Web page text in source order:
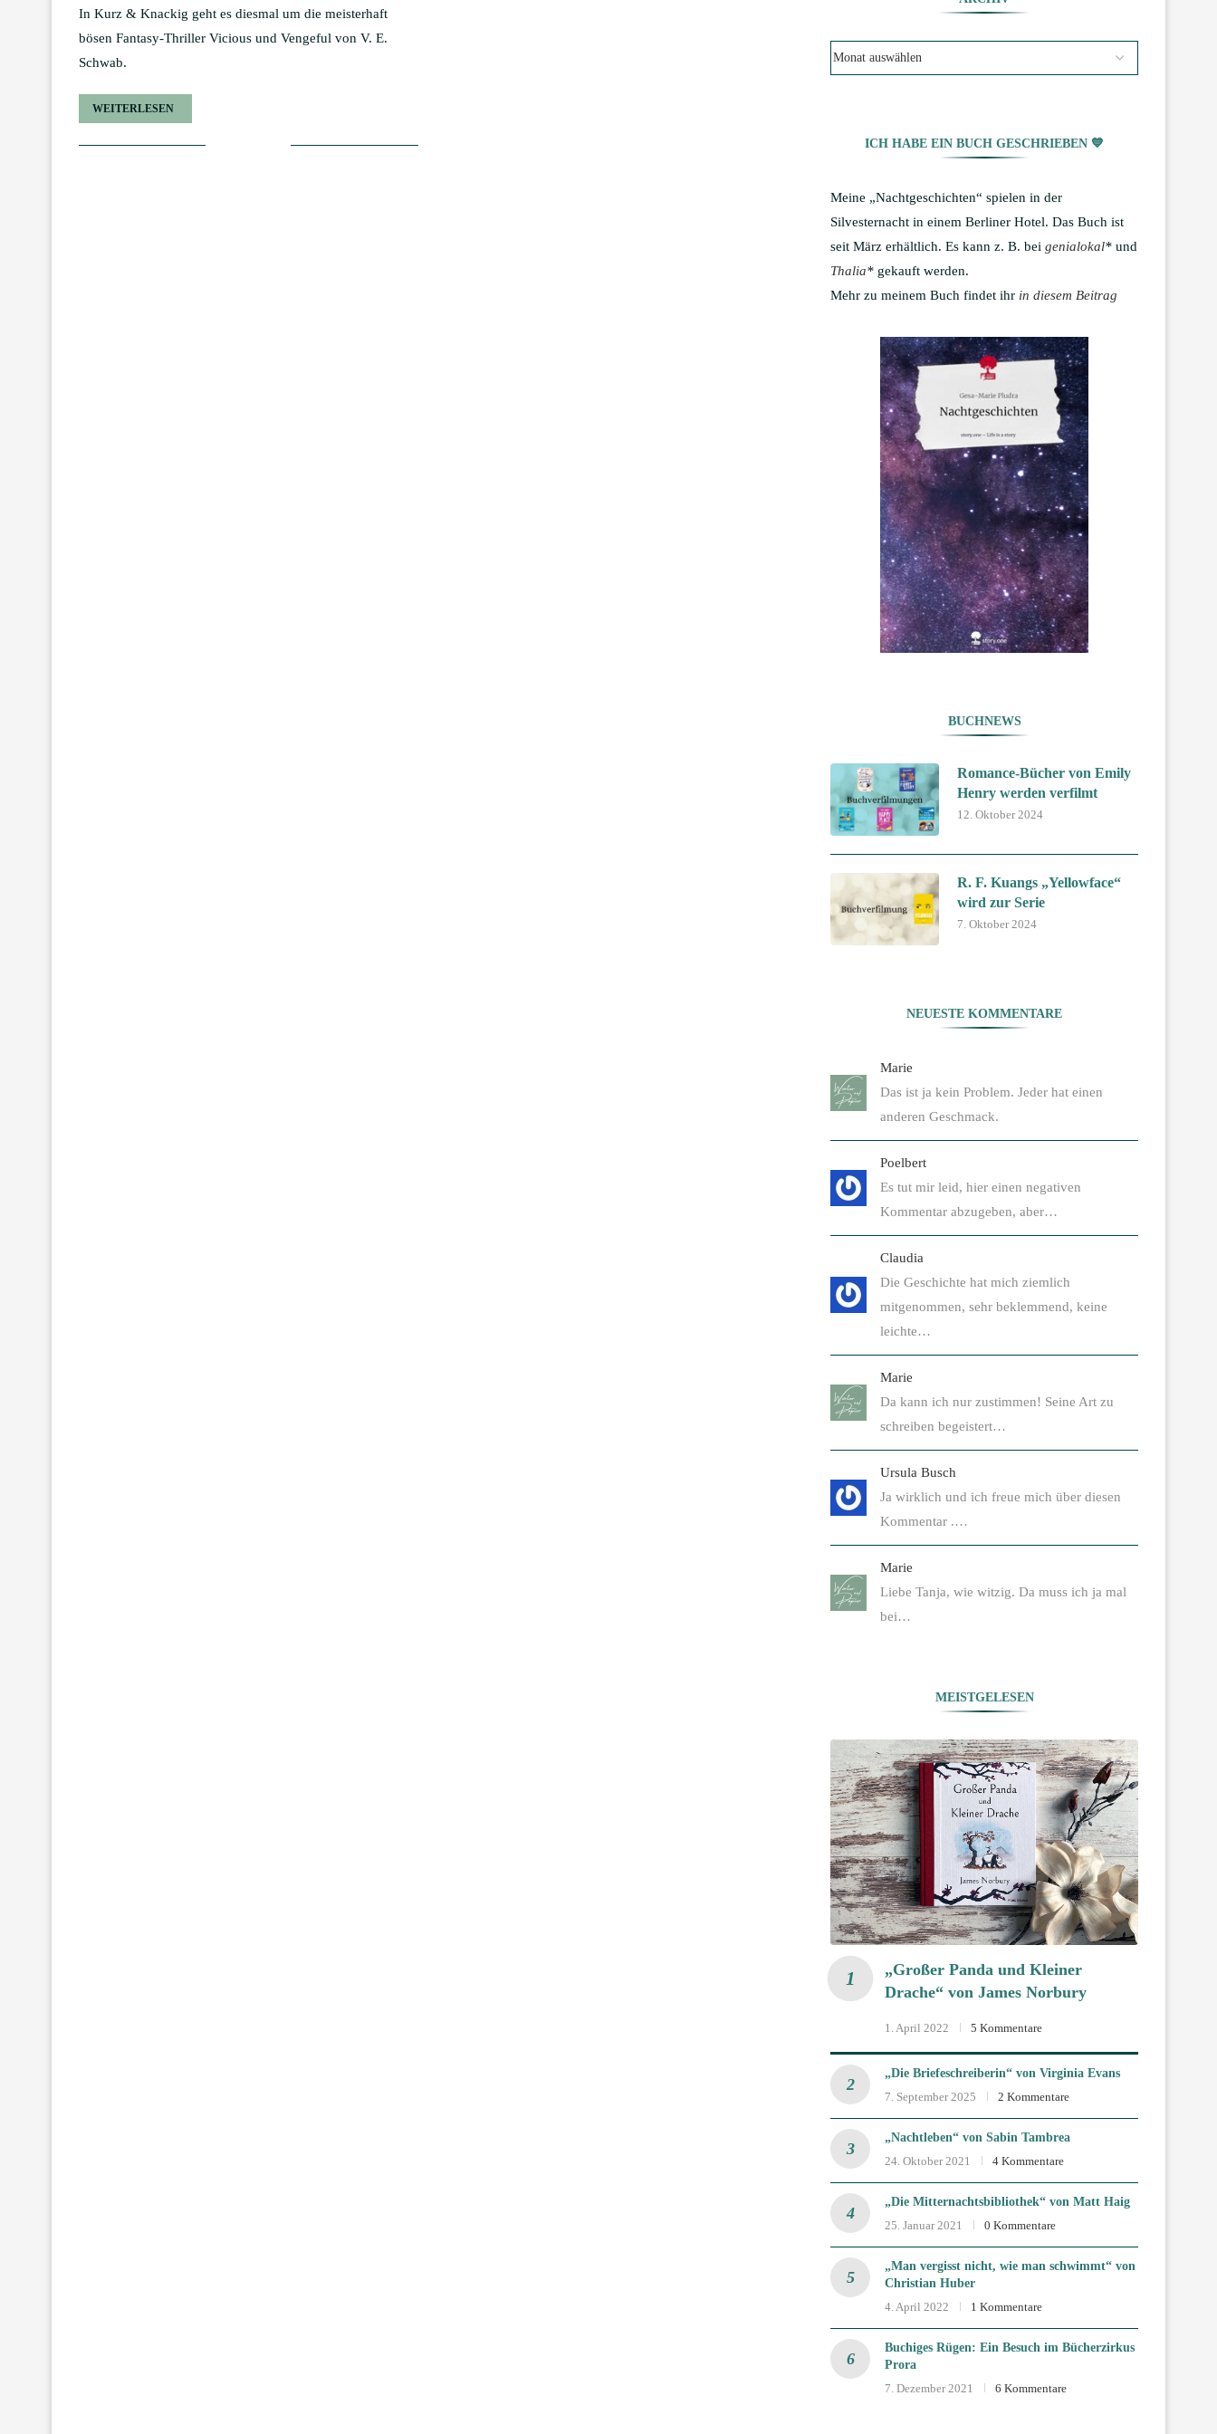
In Kurz & Knackig geht es diesmal um die meisterhaft
bösen Fantasy-Thriller Vicious und Vengeful von V. E.
Schwab.
WEITERLESEN
ICH HABE EIN BUCH GESCHRIEBEN 💙
Meine „Nachtgeschichten“ spielen in der
Silvesternacht in einem Berliner Hotel. Das Buch ist
seit März erhältlich. Es kann z. B. bei genialokal* und
Thalia* gekauft werden.
Mehr zu meinem Buch findet ihr in diesem Beitrag
BUCHNEWS
Romance-Bücher von Emily
Henry werden verfilmt
12. Oktober 2024
R. F. Kuangs „Yellowface“
wird zur Serie
7. Oktober 2024
NEUESTE KOMMENTARE
Marie
Das ist ja kein Problem. Jeder hat einen
anderen Geschmack.
Poelbert
Es tut mir leid, hier einen negativen
Kommentar abzugeben, aber…
Claudia
Die Geschichte hat mich ziemlich
mitgenommen, sehr beklemmend, keine
leichte…
Marie
Da kann ich nur zustimmen! Seine Art zu
schreiben begeistert…
Ursula Busch
Ja wirklich und ich freue mich über diesen
Kommentar .…
Marie
Liebe Tanja, wie witzig. Da muss ich ja mal
bei…
MEISTGELESEN
„Großer Panda und Kleiner
Drache“ von James Norbury
1. April 2022 5 Kommentare
„Die Briefeschreiberin“ von Virginia Evans
7. September 2025
2 Kommentare
„Nachtleben“ von Sabin Tambrea
24. Oktober 2021
4 Kommentare
„Die Mitternachtsbibliothek“ von Matt Haig
25. Januar 2021
0 Kommentare
„Man vergisst nicht, wie man schwimmt“ von
Christian Huber
4. April 2022
1 Kommentare
Buchiges Rügen: Ein Besuch im Bücherzirkus
Prora
7. Dezember 2021
6 Kommentare